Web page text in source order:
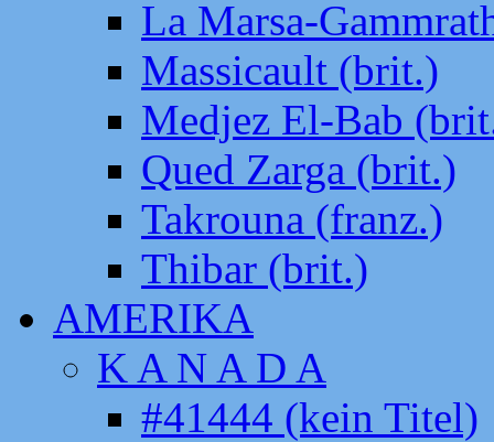
La Marsa-
Massicault (brit.)
Medjez El-Bab
Qued Zarga (brit.)
Takrouna (franz.)
Thibar (brit.)
AMERIKA
K A N A D A
#41444 (kein Titel)